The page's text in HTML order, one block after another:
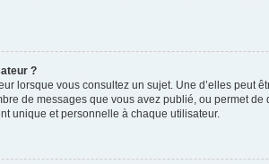
?
lorsque vous consultez un sujet. Une d’elles
de messages que vous avez publié, ou permet
unique et personnelle à chaque utilisateur.